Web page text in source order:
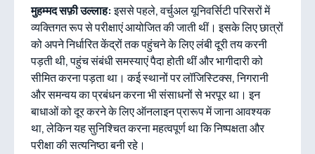
मुहम्मद सफ़ी उल्लाह:इससे पहले, वर्चुअल यूनिवर्सिटी परिसरों में
व्यक्तिगत रूप से परीक्षाएं आयोजित की जाती थीं। इसके लिए छात्रों
को अपने निर्धारित केंद्रों तक पहुंचने के लिए लंबी दूरी तय करनी
पड़ती थी, पहुंच संबंधी समस्याएं पैदा होती थीं और भागीदारी को
सीमित करना पड़ता था। कई स्थानों पर लॉजिस्टिक्स, निगरानी
और समन्वय का प्रबंधन करना भी संसाधनों से भरपूर था। इन
बाधाओं को दूर करने के लिए ऑनलाइन प्रारूप में जाना आवश्यक
था, लेकिन यह सुनिश्चित करना महत्वपूर्ण था कि निष्पक्षता और
परीक्षा की सत्यनिष्ठा बनी रहे।